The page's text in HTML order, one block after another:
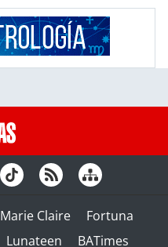
Marie Claire
Fortuna
Lunateen BATimes